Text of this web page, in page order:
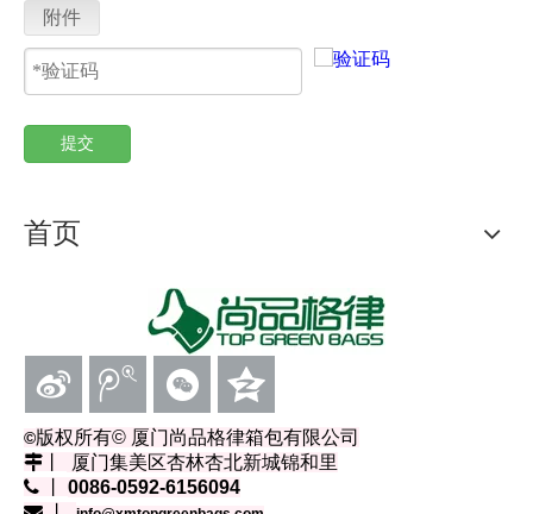
附件
提交
首页
©版权所有© 厦门尚品格律箱包有限公司
丨 厦门集美区杏林杏北新城锦和里
 丨 0086-0592-6156094